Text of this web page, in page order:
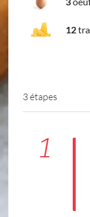
12
3 étapes
1